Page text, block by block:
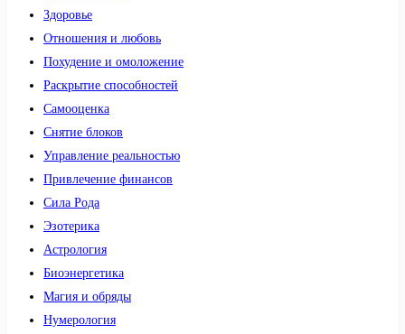
Здоровье
Отношения и любовь
Похудение и омоложение
Раскрытие способностей
Самооценка
Снятие блоков
Управление реальностью
Привлечение финансов
Сила Рода
Эзотерика
Астрология
Биоэнергетика
Магия и обряды
Нумерология